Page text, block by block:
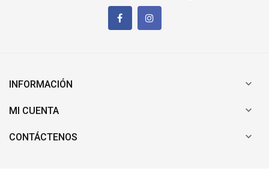
INFORMACIÓN 
MI CUENTA 
CONTÁCTENOS 